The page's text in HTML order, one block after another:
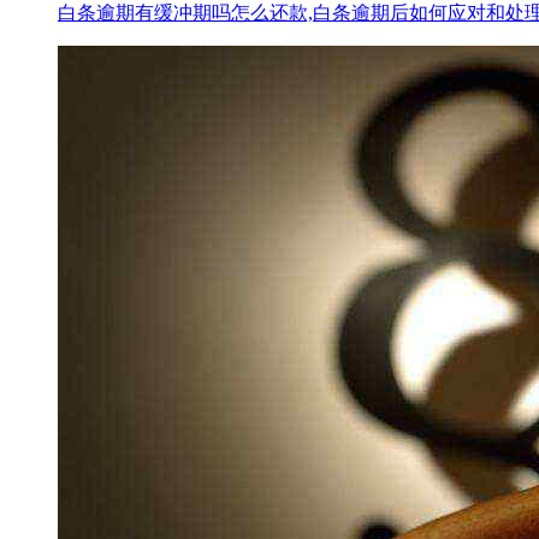
白条逾期有缓冲期吗怎么还款,白条逾期后如何应对和处